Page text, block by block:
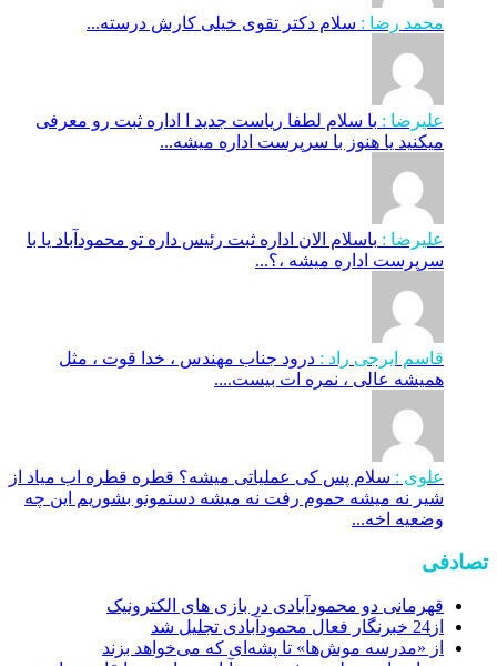
محمد رضا : سلام دکتر تقوی خیلی کارش درسته...
علیرضا : با سلام لطفا ریاست جدید ا اداره ثبت‌ رو معرفی
میکنید یا هنوز با سرپرست اداره‌ میشه...
علیرضا : باسلام الان اداره ثبت رئیس داره تو محمودآباد یا با
سرپرست اداره میشه ،؟...
قاسم ایرجی راد : درود جناب مهندس ، خدا قوت ، مثل
همیشه عالی ، نمره ات بیست....
علوی : سلام پس کی عملیاتی میشه؟ قطره قطره اب میاد از
شیر نه میشه حموم رفت نه میشه دستمونو بشوریم این چه
وضعیه اخه...
تصادفی
قهرمانی دو محمودآبادی در بازی های الکترونیک
از24 خبرنگار فعال محمودآبادی تجلیل شد
از «مدرسه موش‌ها» تا پشه‌ای که می‌خواهد بزند